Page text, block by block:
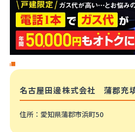
名古屋田邊株式会社 蒲郡充
住所 ：愛知県蒲郡市浜町50